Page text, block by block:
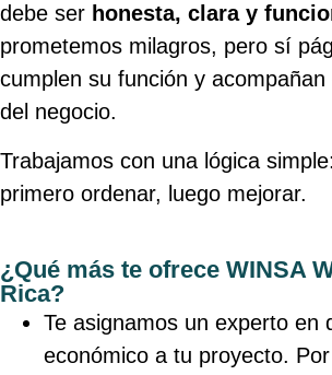
debe ser honesta, clara y
prometemos milagros, pero sí
cumplen su función y
del negocio.
Trabajamos con una lógica simple:
primero ordenar, luego mejorar.
¿Qué más te ofrece WINSA
Rica?
Te asignamos un experto en
económico a tu proyecto.